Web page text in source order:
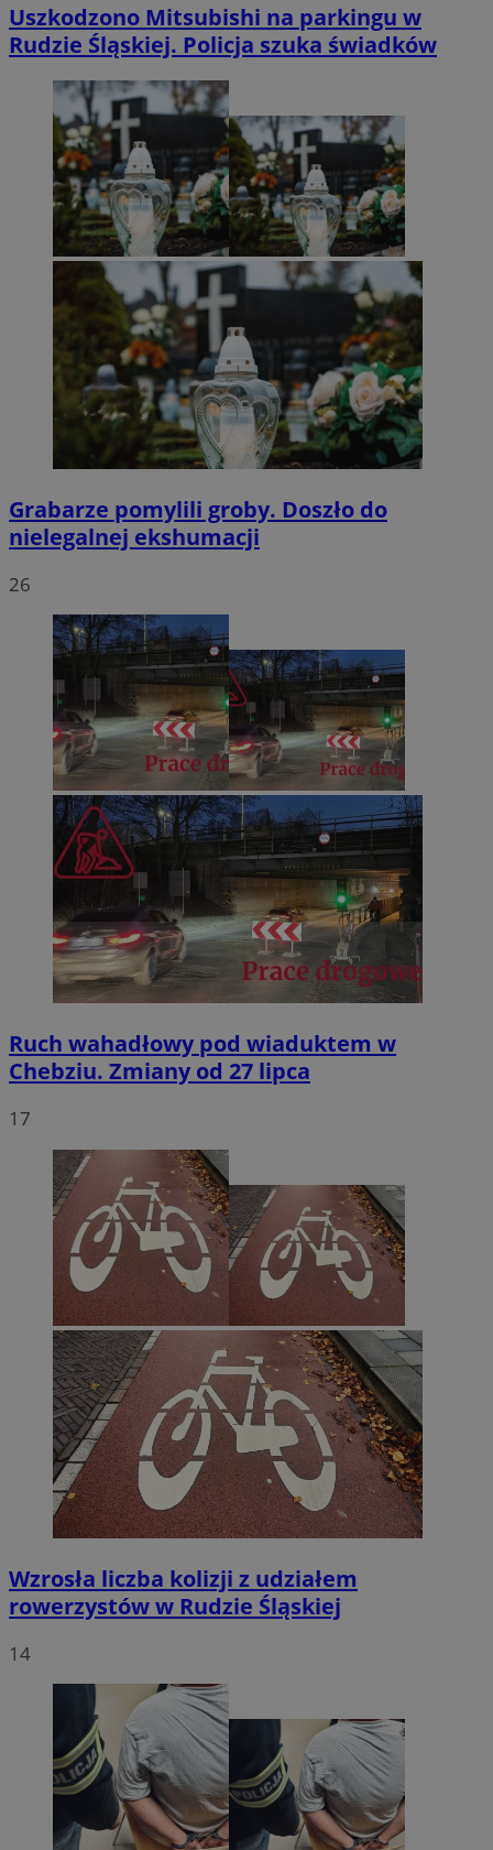
Uszkodzono Mitsubishi na parkingu w
Rudzie Śląskiej. Policja szuka świadków
Grabarze pomylili groby. Doszło do
nielegalnej ekshumacji
26
Ruch wahadłowy pod wiaduktem w
Chebziu. Zmiany od 27 lipca
17
Wzrosła liczba kolizji z udziałem
rowerzystów w Rudzie Śląskiej
14